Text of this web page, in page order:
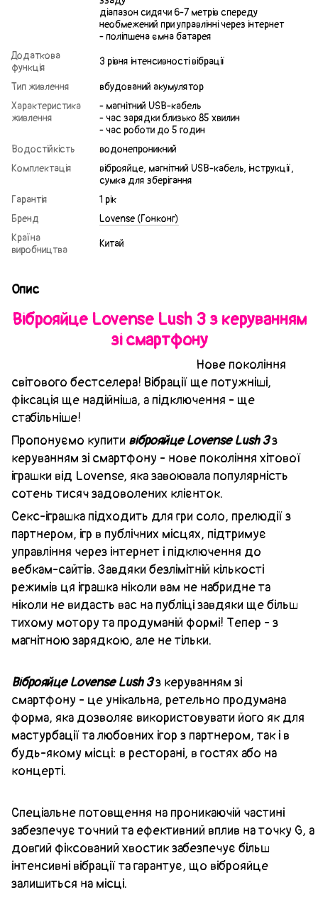
діапазон сидячи 6-7 метрів спереду
необмежений при управлінні через інтернет
- поліпшена ємна батарея
Додаткова
функція
3 рівня інтенсивності вібрації
Тип живлення
вбудований акумулятор
Характеристика
живлення
- магнітний USB-кабель
- час зарядки близько 85 хвилин
- час роботи до 5 годин
Водостійкість
водонепроникний
Комплектація
віброяйце, магнітний USB-кабель, інструкції,
сумка для зберігання
Гарантія
1 рік
Бренд
Lovense (Гонконг)
Країна
виробництва
Китай
Опис
Віброяйце Lovense Lush 3 з керуванням
зі смартфону
Нове покоління
світового бестселера! Вібрації ще потужніші,
фіксація ще надійніша, а підключення - ще
стабільніше!
Пропонуємо купити віброяйце Lovense Lush 3з
керуванням зі смартфону - нове покоління хітової
іграшки від Lovense, яка завоювала популярність
сотень тисяч задоволених клієнток.
Секс-іграшка підходить для гри соло, прелюдії з
партнером, ігр в публічних місцях, підтримує
управління через інтернет і підключення до
вебкам-сайтів. Завдяки безлімітній кількості
режимів ця іграшка ніколи вам не набридне та
ніколи не видасть вас на публіці завдяки ще більш
тихому мотору та продуманій формі! Тепер - з
магнітною зарядкою, але не тільки.
Віброяйце Lovense Lush 3з керуванням зі
смартфону - це унікальна, ретельно продумана
форма, яка дозволяє використовувати його як для
мастурбації та любовних ігор з партнером, так і в
будь-якому місці: в ресторані, в гостях або на
концерті.
Спеціальне потовщення на проникаючій частині
забезпечує точний та ефективний вплив на точку G, а
довгий фіксований хвостик забезпечує більш
інтенсивні вібрації та гарантує, що віброяйце
залишиться на місці.